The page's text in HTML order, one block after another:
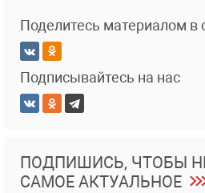
Поделитесь материалом в
Подписывайтесь на нас
ПОДПИШИСЬ, ЧТОБЫ
САМОЕ АКТУАЛЬНОЕ